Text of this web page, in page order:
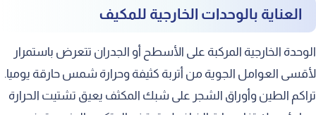
العناية بالوحدات الخارجية للمكيف
الوحدة الخارجية المركبة على الأسطح أو الجدران تتعرض باستمرار
لأقسى العوامل الجوية من أتربة كثيفة وحرارة شمس حارقة يوميا.
تراكم الطين وأوراق الشجر على شبك المكثف يعيق تشتيت الحرارة